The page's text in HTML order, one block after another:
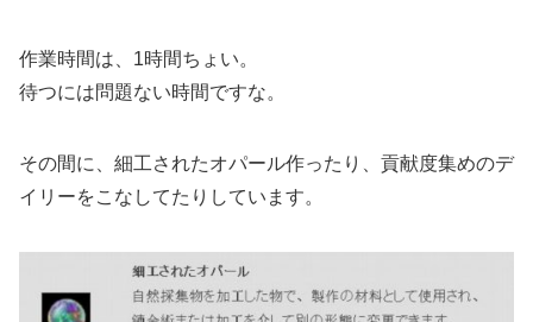
作業時間は、1時間ちょい。
待つには問題ない時間ですな。
その間に、細工されたオパール作ったり、貢献度集めのデ
イリーをこなしてたりしています。